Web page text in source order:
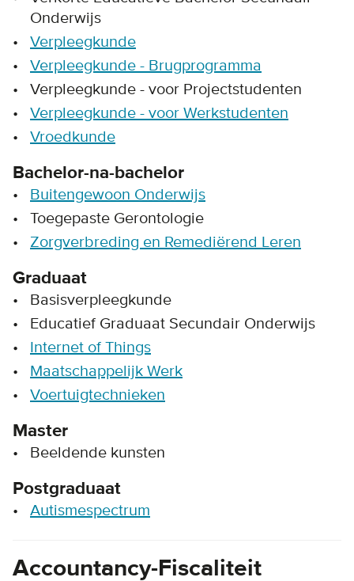
Onderwijs
Verpleegkunde
Verpleegkunde - Brugprogramma
Verpleegkunde - voor Projectstudenten
Verpleegkunde - voor Werkstudenten
Vroedkunde
Bachelor-na-bachelor
Buitengewoon Onderwijs
Toegepaste Gerontologie
Zorgverbreding en Remediërend Leren
Graduaat
Basisverpleegkunde
Educatief Graduaat Secundair Onderwijs
Internet of Things
Maatschappelijk Werk
Voertuigtechnieken
Master
Beeldende kunsten
Postgraduaat
Autismespectrum
Accountancy-Fiscaliteit